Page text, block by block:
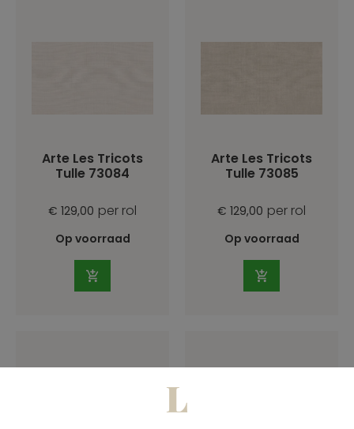
Arte Les Tricots
Tulle 73084
€ 129,00 per rol
Op voorraad
Arte Les Tricots
Tulle 73085
€ 129,00 per rol
Op voorraad